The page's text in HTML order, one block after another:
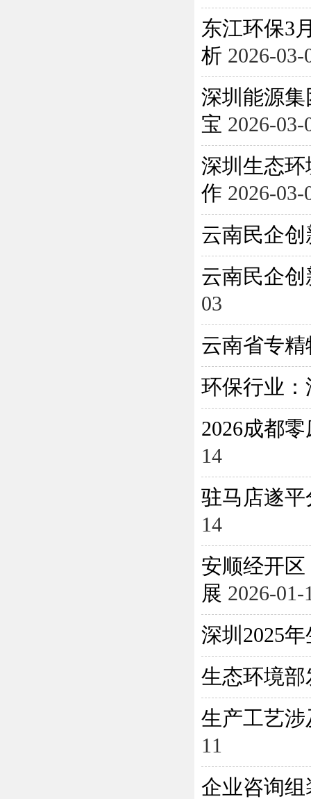
东江环保3
析 2026-03-
深圳能源
宝 2026-03-
深圳生态
作 2026-03-
云南民企
云南民企
03
云南省专
环保行业
2026成都
14
驻马店遂平
14
安顺经开
展 2026-01-
深圳2025
生态环境
生产工艺
11
企业咨询